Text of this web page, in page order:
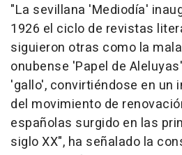
"La sevillana 'Mediodía'
1926 el ciclo de revistas
siguieron otras como la
onubense 'Papel de
'gallo', convirtiéndose en un
del movimiento de
españolas surgido en las
siglo XX", ha señalado la